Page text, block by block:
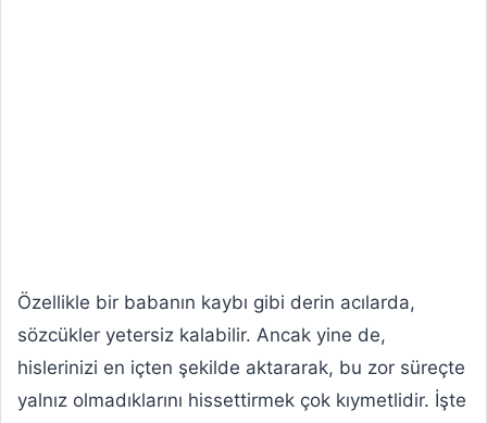
Özellikle bir babanın kaybı gibi derin acılarda,
sözcükler yetersiz kalabilir. Ancak yine de,
hislerinizi en içten şekilde aktararak, bu zor süreçte
yalnız olmadıklarını hissettirmek çok kıymetlidir. İşte